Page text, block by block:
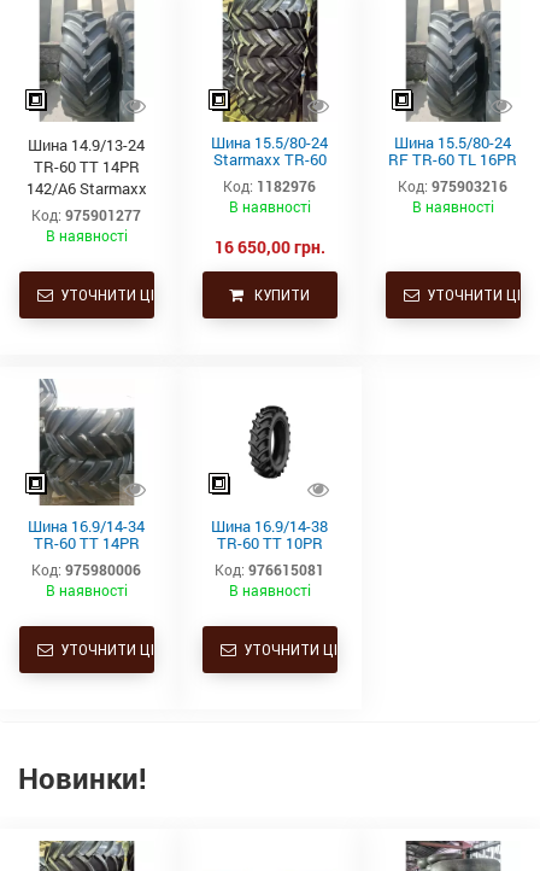
Шина 14.9/13-24
TR-60 TT 14PR
142/A6 Starmaxx
Код: 975901277
В наявності
УТОЧНИТИ ЦІНУ
Шина 15.5/80-24
Starmaxx TR-60
(16PR, 163A8, TL)
Код: 1182976
В наявності
16 650,00 грн.
КУПИТИ
Шина 15.5/80-24
RF TR-60 TL 16PR
163/151A8
Starmaxx
Код: 975903216
В наявності
УТОЧНИТИ ЦІНУ
Шина 16.9/14-34
TR-60 TT 14PR
A6/148 Starmaxx
Код: 975980006
В наявності
УТОЧНИТИ ЦІНУ
Шина 16.9/14-38
TR-60 TT 10PR
A6/144 Starmaxx
Код: 976615081
В наявності
УТОЧНИТИ ЦІНУ
Новинки!